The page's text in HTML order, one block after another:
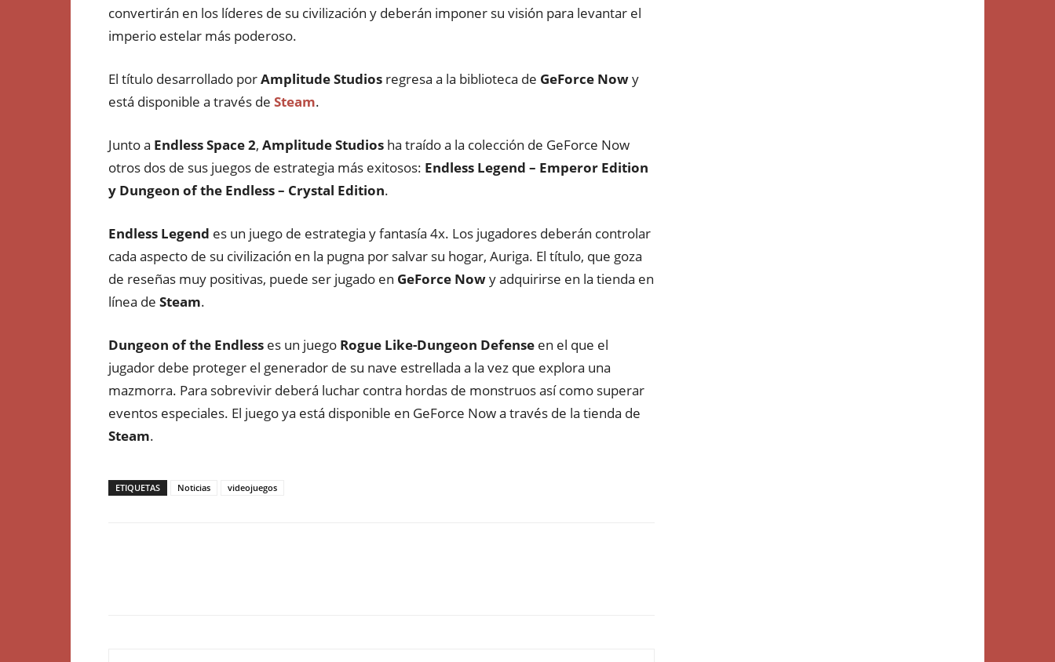
convertirán en los líderes de su civilización y deberán imponer su visión para levantar el
imperio estelar más poderoso.
El título desarrollado porAmplitude Studios regresa a la biblioteca de GeForce Nowy
está disponible a través de Steam.
Junto a Endless Space 2, Amplitude Studios ha traído a la colección de GeForce Now
otros dos de sus juegos de estrategia más exitosos: Endless Legend – Emperor Edition
y Dungeon of the Endless – Crystal Edition.
Endless Legend es un juego de estrategia y fantasía 4x. Los jugadores deberán controlar
cada aspecto de su civilización en la pugna por salvar su hogar, Auriga. El título, que goza
de reseñas muy positivas, puede ser jugado en GeForce Nowy adquirirse en la tienda en
línea de Steam.
Dungeon of the Endless es un juego Rogue Like-Dungeon Defense en el que el
jugador debe proteger el generador de su nave estrellada a la vez que explora una
mazmorra. Para sobrevivir deberá luchar contra hordas de monstruos así como superar
eventos especiales. El juego ya está disponible en GeForce Now a través de la tienda de
Steam.
ETIQUETAS Noticias videojuegos